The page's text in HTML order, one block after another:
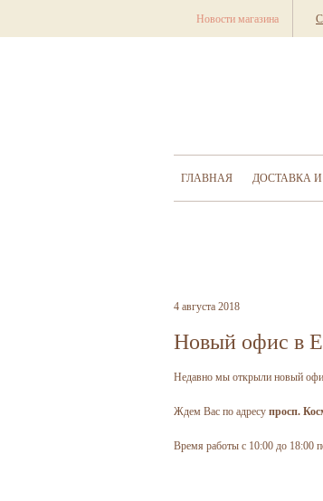
Новости магазина
ГЛАВНАЯ ДОСТАВКА
4 августа 2018
Новый офис в
Недавно мы открыли новый
Ждем Вас по адресу просп.
Время работы с 10:00 до 18:00